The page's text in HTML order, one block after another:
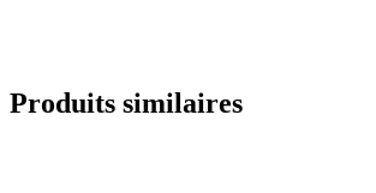
Produits similaires